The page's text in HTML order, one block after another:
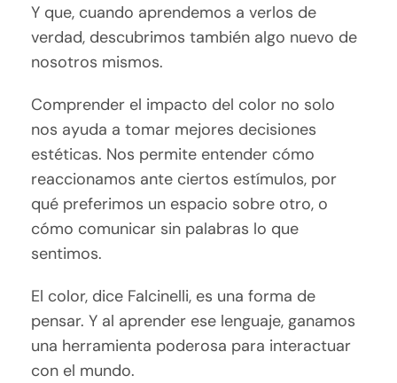
Y que, cuando aprendemos a verlos de
verdad, descubrimos también algo nuevo de
nosotros mismos.
Comprender el impacto del color no solo
nos ayuda a tomar mejores decisiones
estéticas. Nos permite entender cómo
reaccionamos ante ciertos estímulos, por
qué preferimos un espacio sobre otro, o
cómo comunicar sin palabras lo que
sentimos.
El color, dice Falcinelli, es una forma de
pensar. Y al aprender ese lenguaje, ganamos
una herramienta poderosa para interactuar
con el mundo.